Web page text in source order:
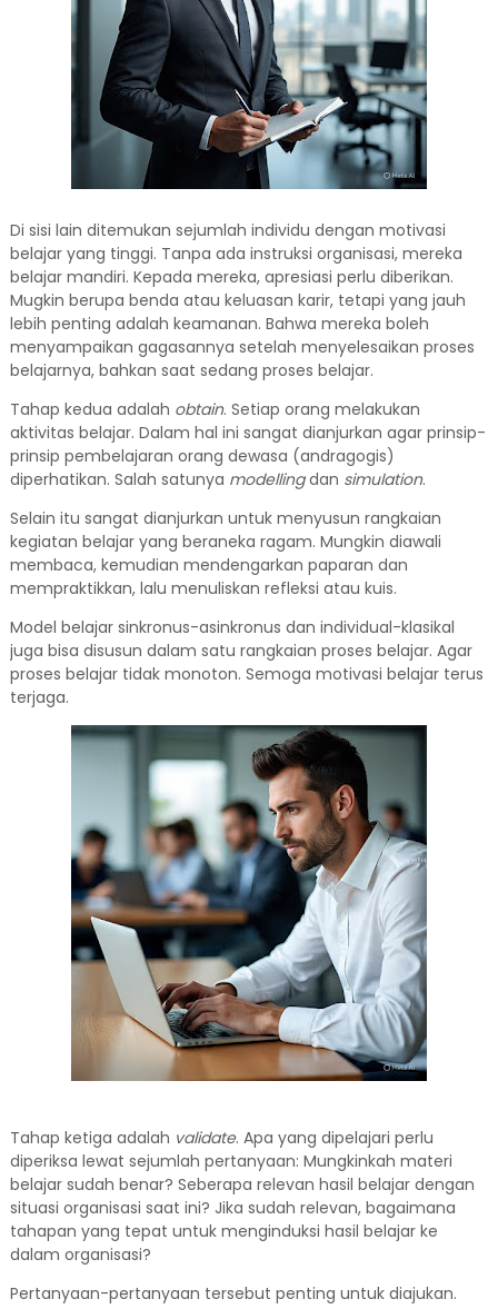
Di sisi lain ditemukan sejumlah individu dengan motivasi
belajar yang tinggi. Tanpa ada instruksi organisasi, mereka
belajar mandiri. Kepada mereka, apresiasi perlu diberikan.
Mugkin berupa benda atau keluasan karir, tetapi yang jauh
lebih penting adalah keamanan. Bahwa mereka boleh
menyampaikan gagasannya setelah menyelesaikan proses
belajarnya, bahkan saat sedang proses belajar.
Tahap kedua adalah obtain. Setiap orang melakukan
aktivitas belajar. Dalam hal ini sangat dianjurkan agar prinsip-
prinsip pembelajaran orang dewasa (andragogis)
diperhatikan. Salah satunya modellingdan simulation.
Selain itu sangat dianjurkan untuk menyusun rangkaian
kegiatan belajar yang beraneka ragam. Mungkin diawali
membaca, kemudian mendengarkan paparan dan
mempraktikkan, lalu menuliskan refleksi atau kuis.
Model belajar sinkronus-asinkronus dan individual-klasikal
juga bisa disusun dalam satu rangkaian proses belajar. Agar
proses belajar tidak monoton. Semoga motivasi belajar terus
terjaga.
Tahap ketiga adalah validate. Apa yang dipelajari perlu
diperiksa lewat sejumlah pertanyaan: Mungkinkah materi
belajar sudah benar? Seberapa relevan hasil belajar dengan
situasi organisasi saat ini? Jika sudah relevan, bagaimana
tahapan yang tepat untuk menginduksi hasil belajar ke
dalam organisasi?
Pertanyaan-pertanyaan tersebut penting untuk diajukan.